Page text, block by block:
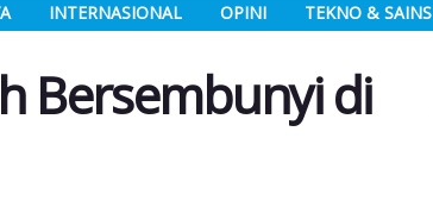
INTERNASIONAL OPINI TEKNO & SAINS
Bersembunyi di